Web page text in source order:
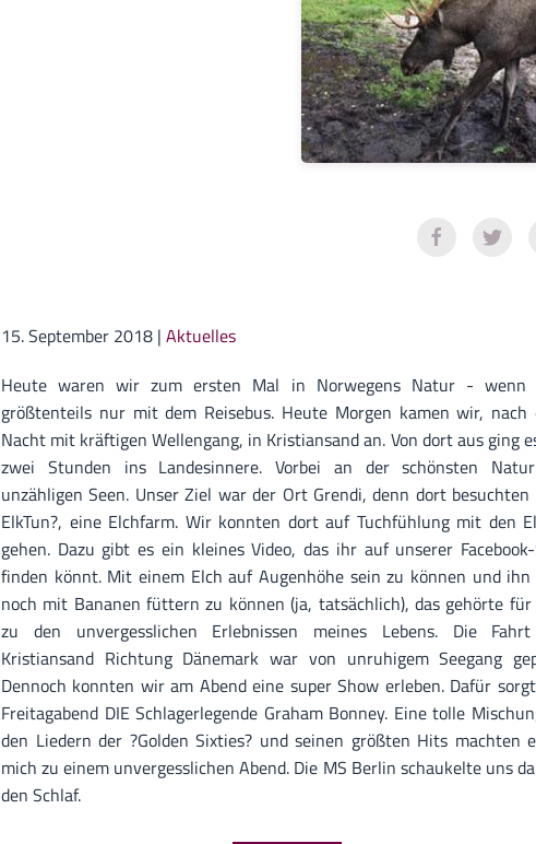
15. September 2018 | Aktuelles
Heute waren wir zum ersten Mal in Norwegens Natur - wenn
größtenteils nur mit dem Reisebus. Heute Morgen kamen wir, nach
Nacht mit kräftigen Wellengang, in Kristiansand an. Von dort aus ging
zwei Stunden ins Landesinnere. Vorbei an der schönsten
unzähligen Seen. Unser Ziel war der Ort Grendi, denn dort
ElkTun?, eine Elchfarm. Wir konnten dort auf Tuchfühlung mit den
gehen. Dazu gibt es ein kleines Video, das ihr auf unserer
finden könnt. Mit einem Elch auf Augenhöhe sein zu können und ihn
noch mit Bananen füttern zu können (ja, tatsächlich), das gehörte für
zu den unvergesslichen Erlebnissen meines Lebens. Die
Kristiansand Richtung Dänemark war von unruhigem Seegang
Dennoch konnten wir am Abend eine super Show erleben. Dafür
Freitagabend DIE Schlagerlegende Graham Bonney. Eine tolle
den Liedern der ?Golden Sixties? und seinen größten Hits machten
mich zu einem unvergesslichen Abend. Die MS Berlin schaukelte uns
den Schlaf.